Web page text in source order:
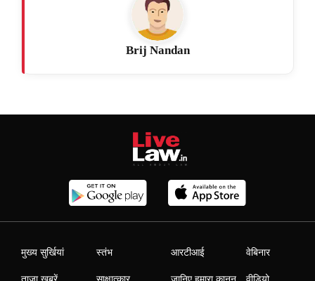
Brij Nandan
मुख्य सुर्खियां स्तंभ आरटीआई वेबिनार